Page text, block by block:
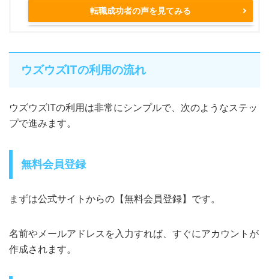
転職成功者の声を見てみる
ウズウズITの利用の流れ
ウズウズITの利用は非常にシンプルで、次のようなステッ
プで進みます。
無料会員登録
まずは公式サイトからの【無料会員登録】です。
名前やメールアドレスを入力すれば、すぐにアカウントが
作成されます。